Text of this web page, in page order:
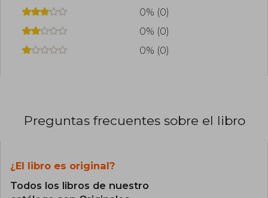
0% (0)
0% (0)
0% (0)
Preguntas frecuentes sobre el libro
¿El libro es original?
Todos los libros de nuestro